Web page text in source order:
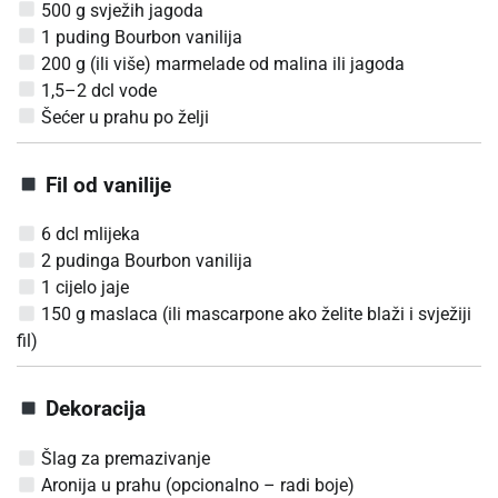
500 g svježih jagoda
1 puding Bourbon vanilija
200 g (ili više) marmelade od malina ili jagoda
1,5–2 dcl vode
Šećer u prahu po želji
Fil od vanilije
6 dcl mlijeka
2 pudinga Bourbon vanilija
1 cijelo jaje
150 g maslaca (ili mascarpone ako želite blaži i svježiji
fil)
Dekoracija
Šlag za premazivanje
Aronija u prahu (opcionalno – radi boje)